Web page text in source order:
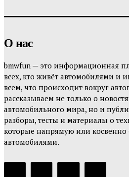
О нас
bmwfun — это информационная
всех, кто живёт автомобилями и
всем, что происходит вокруг
рассказываем не только о
автомобильного мира, но и
разборы, тесты и материалы о
которые напрямую или косвенно
автомобилями.